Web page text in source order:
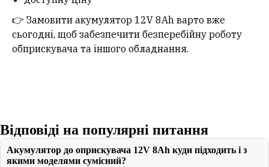
👉 Замовити акумулятор 12V 8Ah варто вже
сьогодні, щоб забезпечити безперебійну роботу
обприскувача та іншого обладнання.
Відповіді на популярні питання
Акумулятор до оприскувача 12V 8Ah куди підходить і з
якими моделями сумісний?